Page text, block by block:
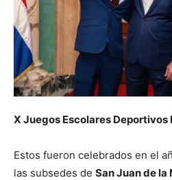
X Juegos Escolares Deportivos
Estos fueron celebrados en el
las subsedes de San Juan de la